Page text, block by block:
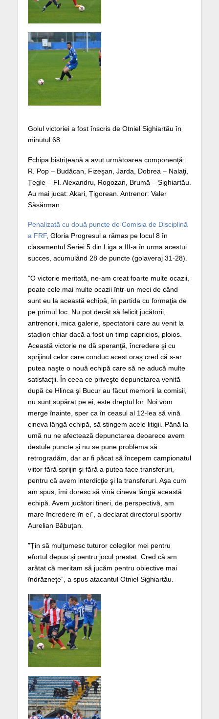
Golul victoriei a fost înscris de Otniel Sighiartău în
minutul 68.
Echipa bistriţeană a avut următoarea componenţă:
R. Pop – Budăcan, Fizeşan, Jarda, Dobrea – Nalaţi,
Țegle – Fl. Alexandru, Rogozan, Brumă – Sighiartău.
Au mai jucat: Akari, Țigorean. Antrenor: Valer
Săsărman.
Penalizată cu două puncte de Comisia de Disciplină
a FRF, Gloria Progresul a rămas pe locul 8 în
clasamentul Seriei 5 din Liga a III-a în urma acestui
succes, acumulând 28 de puncte (golaveraj 31-28).
”O victorie meritată, ne-am creat foarte multe ocazii,
poate cele mai multe ocazii într-un meci de când
sunt eu la această echipă, în partida cu formaţia de
pe primul loc. Nu pot decât să felicit jucătorii,
antrenorii, mica galerie, spectatorii care au venit la
stadion chiar dacă a fost un timp capricios, ploios.
Această victorie ne dă speranţă, încredere şi cu
sprijinul celor care conduc acest oraş cred că s-ar
putea naşte o nouă echipă care să ne aducă multe
satisfacţii. În ceea ce priveşte depunctarea venită
după ce Hlinca şi Bucur au făcut memorii la comisii,
nu sunt supărat pe ei, este dreptul lor. Noi vom
merge înainte, sper ca în ceasul al 12-lea să vină
cineva lângă echipă, să stingem acele litigii. Până la
umă nu ne afectează depunctarea deoarece avem
destule puncte şi nu se pune problema să
retrogradăm, dar ar fi păcat să începem campionatul
viitor fără sprijin şi fără a putea face transferuri,
pentru că avem interdicţie şi la transferuri. Aşa cum
am spus, îmi doresc să vină cineva lângă această
echipă. Avem jucători tineri, de perspectivă, am
mare încredere în ei”, a declarat directorul sportiv
Aurelian Băbuţan.
”Țin să mulţumesc tuturor colegilor mei pentru
efortul depus şi pentru jocul prestat. Cred că am
arătat că meritam să jucăm pentru obiective mai
îndrăzneţe”, a spus atacantul Otniel Sighiartău.